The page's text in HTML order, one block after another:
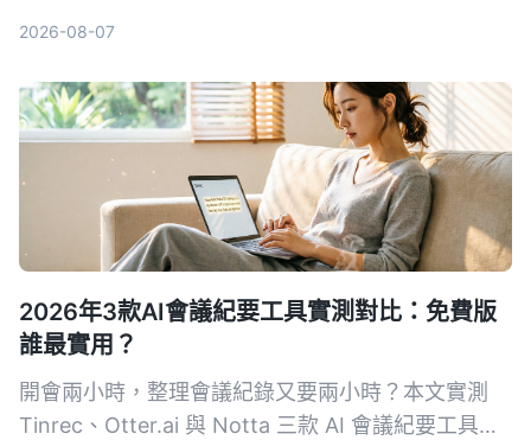
2026-08-07
2026年3款AI會議紀要工具實測對比：免費版
誰最實用？
開會兩小時，整理會議紀錄又要兩小時？本文實測
Tinrec、Otter.ai 與 Notta 三款 AI 會議紀要工具，